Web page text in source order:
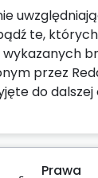
te,
wykazanych
przez
do dalszej
Prawa